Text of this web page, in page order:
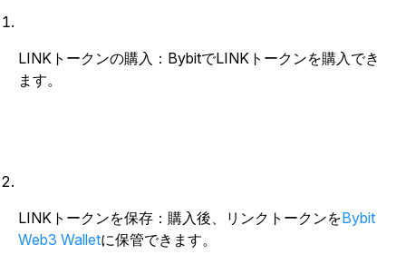
LINKトークンの購入：BybitでLINKトークンを購入でき
ます。
LINKトークンを保存：購入後、リンクトークンをBybit
Web3 Walletに保管できます。